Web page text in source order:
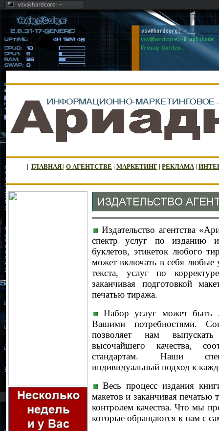
| ГЛАВНАЯ | О АГЕНТСТВЕ | МАРКЕТИНГ | РЕКЛАМА |
Издательство агентства
спектр услуг по изданию
буклетов, этикеток любого
может включать в себя любые
текста, услуг по
заканчивая подготовкой
печатью тиража.
Набор услуг может быть
Вашими потребностями.
позволяет нам
высочайшего качества,
стандартам. Наши
индивидуальный подход к
Весь процесс издания
макетов и заканчивая печатью
контролем качества. Что мы
которые обращаются к нам с